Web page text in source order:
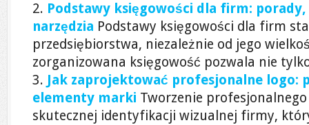
Podstawy księgowości dla firm:
narzędzia Podstawy księgowości dla firm
przedsiębiorstwa, niezależnie od jego
zorganizowana księgowość pozwala nie
Jak zaprojektować profesjonalne logo:
elementy marki Tworzenie
skutecznej identyfikacji wizualnej firmy,